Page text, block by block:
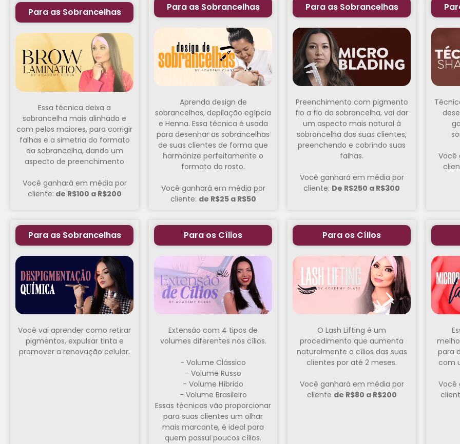
Para as Sobrancelhas
Essa técnica deixa a
sobrancelha mais alinhada e
com pelos maiores, para corrigir
falhas e a simetria do formato
da sobrancelha, dando um
aspecto de preenchimento
Você ganhará em média por
cliente: de R$100 a R$200
Para as Sobrancelhas
Aprenda design de
sobrancelhas, depilação egípcia
e Henna. Essa técnica é usada
para desenhar as sobrancelhas
de suas clientes de forma que
harmonize perfeitamente o
formato do rosto.
Você ganhará em média por
cliente: de R$25 a R$50
Para as Sobrancelhas
Preenchimento com pigmento
fio a fio da sobrancelha, vai dar
um aspecto mais natural à
sobrancelha das suas clientes,
preenchendo e cobrindo suas
falhas.
Você ganhará em média por
cliente: De R$250 a R$300
Você
Para as Sobrancelhas
Você vai aprender como retirar
pigmentos, expulsar tinta e
promover a renovação celular.
Para os Cílios
Extensão com 4 tipos de
volumes diferentes nos cílios.
- Volume Clássico
- Volume Russo
- Volume Híbrido
- Volume Brasileiro
Essas técnicas vão proporcionar
para suas clientes um olhar
mais marcante, é ideal para
quem possui poucos cílios.
Para os Cílios
O Lash Lifting é um
procedimento que aumenta
naturalmente o cílios das suas
clientes por até 2 meses.
Você ganhará em média por
cliente de R$80 a R$200
para
com
Você